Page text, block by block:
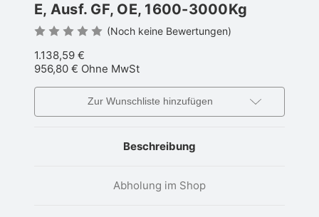
E, Ausf. GF, OE, 1600-3000Kg
(Noch keine Bewertungen)
1.138,59 €
956,80 € Ohne MwSt
Zur Wunschliste hinzufügen
Beschreibung
Abholung im Shop